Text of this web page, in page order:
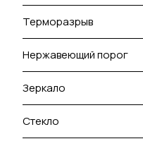
Терморазрыв
Нержавеющий порог
Зеркало
Стекло